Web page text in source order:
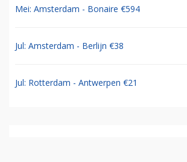
Mei: Amsterdam - Bonaire €594
Jul: Amsterdam - Berlijn €38
Jul: Rotterdam - Antwerpen €21